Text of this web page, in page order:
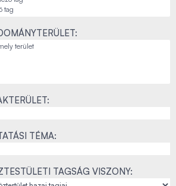
TÉMA:
TAGSÁG VISZONY: